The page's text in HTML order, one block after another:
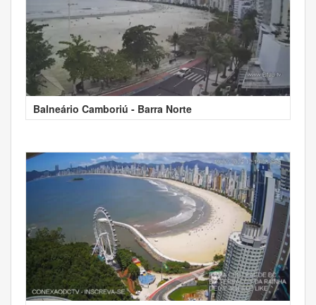
Balneário Camboriú - Barra Norte